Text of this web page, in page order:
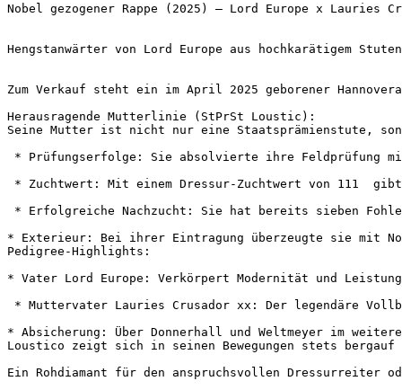
Nobel gezogener Rappe (2025) – Lord Europe x Lauries
Hengstanwärter von Lord Europe aus hochkarätigem
Zum Verkauf steht ein im April 2025 geborener
Herausragende Mutterlinie (StPrSt Loustic):
Seine Mutter ist nicht nur eine Staatsprämienstute,
* Prüfungserfolge: Sie absolvierte ihre Feldprüfung
* Zuchtwert: Mit einem Dressur-Zuchtwert von 111
* Erfolgreiche Nachzucht: Sie hat bereits sieben
* Exterieur: Bei ihrer Eintragung überzeugte sie mit
Pedigree-Highlights:
* Vater Lord Europe: Verkörpert Modernität und
* Muttervater Lauries Crusador xx: Der legendäre
* Absicherung: Über Donnerhall und Weltmeyer im
Loustico zeigt sich in seinen Bewegungen stets
Ein Rohdiamant für den anspruchsvollen Dressurreiter